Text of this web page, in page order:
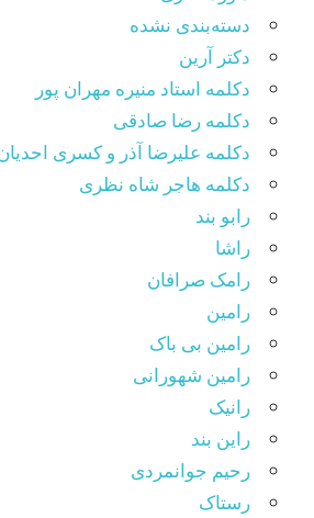
دسته‌بندی نشده
دکتر آرین
دکلمه استاد منیره مهران پور
دکلمه رضا صادقی
دکلمه علیرضا آذر و کسری
دکلمه هاجر شاه نظری
رابو بند
راشا
رامک صرافان
رامین
رامین بی باک
رامین شهورانی
رانیک
راین بند
رحیم جوانمردی
رستاک